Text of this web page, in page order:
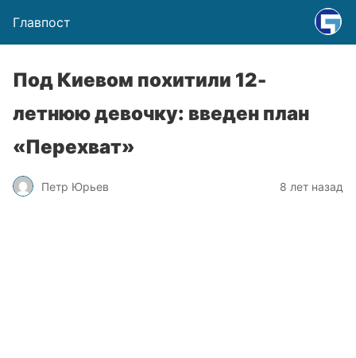
Главпост
Под Киевом похитили 12-
летнюю девочку: введен план
«Перехват»
Петр Юрьев 8 лет назад